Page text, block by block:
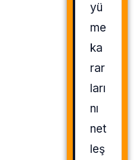
yü
me
ka
rar
ları
nı
net
leş